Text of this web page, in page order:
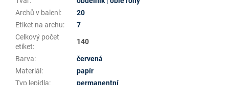
Archů v balení:
20
Etiket na archu:
7
Celkový počet
etiket:
140
Barva:
červená
Materiál :
papír
Typ lepidla:
permanentní